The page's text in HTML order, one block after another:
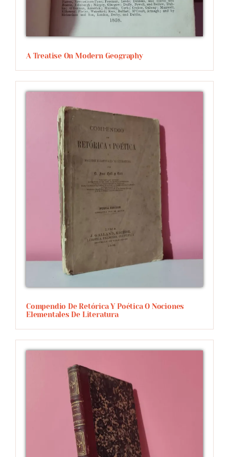
A Treatise On Modern Geography
Compendio De Retórica Y Poética O Nociones
Elementales De Literatura